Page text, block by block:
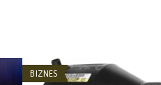
BIZNES